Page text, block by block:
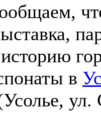
в
ул.